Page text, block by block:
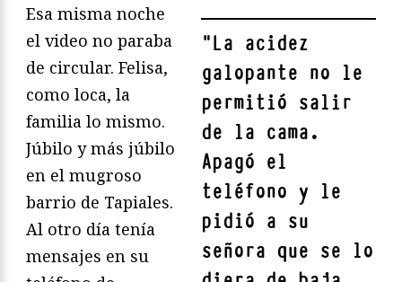
"La acidez
galopante no le
permitió salir
de la cama.
Apagó el
teléfono y le
pidió a su
señora que se lo
Esa misma noche
el video no paraba
de circular. Felisa,
como loca, la
familia lo mismo.
Júbilo y más júbilo
en el mugroso
barrio de Tapiales.
Al otro día tenía
mensajes en su